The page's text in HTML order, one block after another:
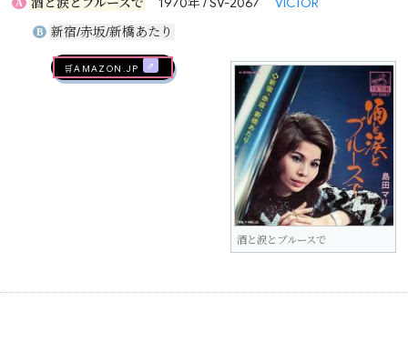
A
B 新宿/赤坂/新橋あたり
酒と涙とブルースで
🛒AMAZON.jp